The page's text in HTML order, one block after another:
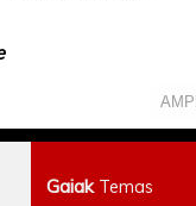
GaiakTemas